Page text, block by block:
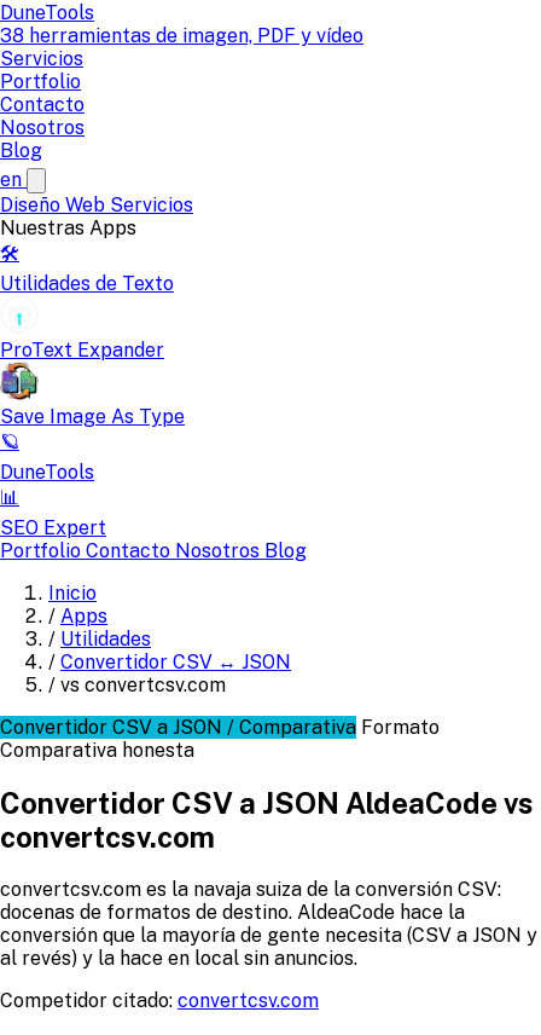
DuneTools
38 herramientas de imagen, PDF y vídeo
Servicios
Portfolio
Contacto
Nosotros
Blog
en
Diseño Web Servicios
Nuestras Apps
🛠️
Utilidades de Texto
ProText Expander
Save Image As Type
🪐
DuneTools
📊
SEO Expert
Portfolio Contacto Nosotros Blog
Inicio
/ Apps
/ Utilidades
/ Convertidor CSV ↔ JSON
/ vs convertcsv.com
Convertidor CSV a JSON / Comparativa Formato
Comparativa honesta
Convertidor CSV a JSON AldeaCode vs
convertcsv.com
convertcsv.com es la navaja suiza de la conversión CSV:
docenas de formatos de destino. AldeaCode hace la
conversión que la mayoría de gente necesita (CSV a JSON y
al revés) y la hace en local sin anuncios.
Competidor citado: convertcsv.com